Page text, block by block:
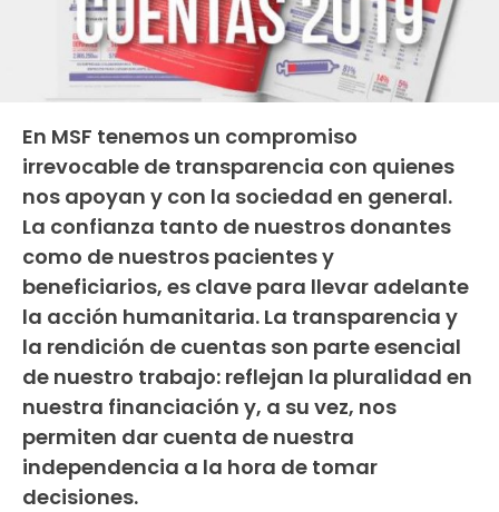
En MSF tenemos un compromiso
irrevocable de transparencia con quienes
nos apoyan y con la sociedad en general.
La confianza tanto de nuestros donantes
como de nuestros pacientes y
beneficiarios, es clave para llevar adelante
la acción humanitaria. La transparencia y
la rendición de cuentas son parte esencial
de nuestro trabajo: reflejan la pluralidad en
nuestra financiación y, a su vez, nos
permiten dar cuenta de nuestra
independencia a la hora de tomar
decisiones.